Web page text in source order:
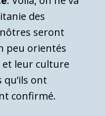
des
seront
peu orientés
et leur culture
qu’ils ont
confirmé.